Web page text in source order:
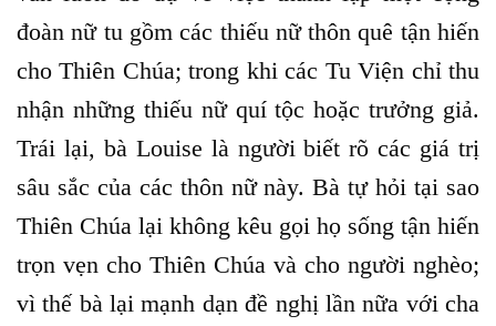
đoàn nữ tu gồm các thiếu nữ thôn quê tận hiến
cho Thiên Chúa; trong khi các Tu Viện chỉ thu
nhận những thiếu nữ quí tộc hoặc trưởng giả.
Trái lại, bà Louise là người biết rõ các giá trị
sâu sắc của các thôn nữ này. Bà tự hỏi tại sao
Thiên Chúa lại không kêu gọi họ sống tận hiến
trọn vẹn cho Thiên Chúa và cho người nghèo;
vì thế bà lại mạnh dạn đề nghị lần nữa với cha